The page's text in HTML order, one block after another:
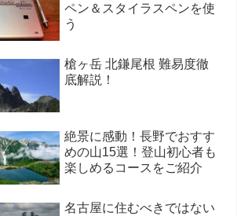
ペン＆スタイラスペンを使
う
槍ヶ岳 北鎌尾根 難易度徹
底解説！
絶景に感動！長野でおすす
めの山15選！登山初心者も
楽しめるコースをご紹介
名古屋に住むべきではない